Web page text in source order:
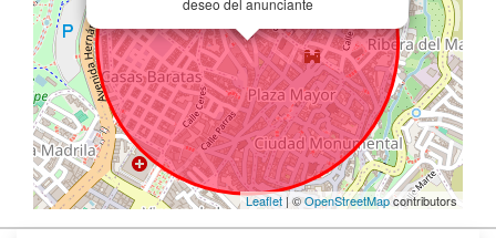
deseo del anunciante
Leaflet | ©OpenStreetMapcontributors